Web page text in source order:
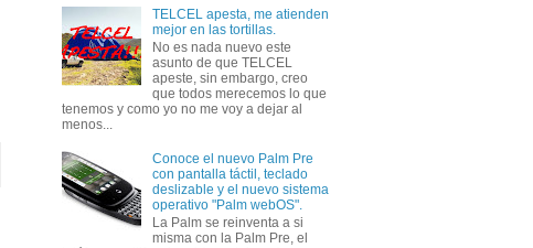
TELCEL apesta, me atienden
mejor en las tortillas.
No es nada nuevo este
asunto de que TELCEL
apeste, sin embargo, creo
que todos merecemos lo que
tenemos y como yo no me voy a dejar al
menos...
Conoce el nuevo Palm Pre
con pantalla táctil, teclado
deslizable y el nuevo sistema
operativo "Palm webOS".
La Palm se reinventa a si
misma con la Palm Pre, el